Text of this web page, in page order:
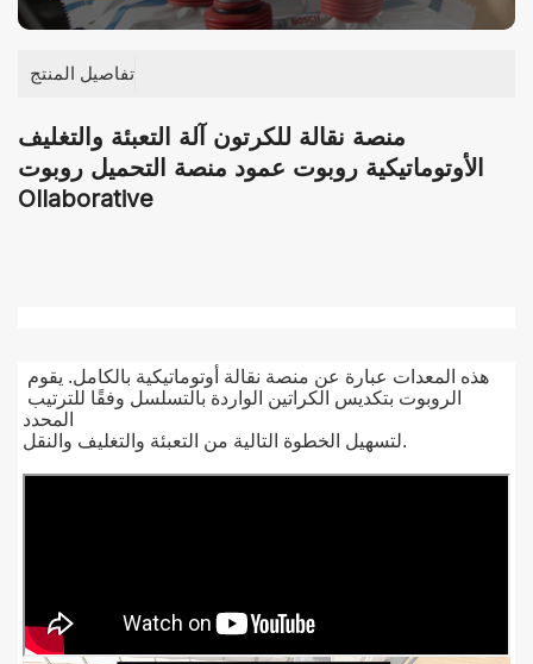
تفاصيل المنتج
منصة نقالة للكرتون آلة التعبئة والتغليف
الأوتوماتيكية روبوت عمود منصة التحميل روبوت
Ollaborative
المحدد
لتسهيل الخطوة التالية من التعبئة والتغليف والنقل.